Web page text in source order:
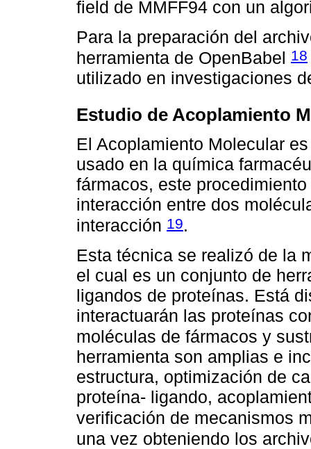
field de MMFF94 con un
Para la preparación del
herramienta de OpenBabel 18
utilizado en investigaciones
Estudio de Acoplamiento
El Acoplamiento Molecular
usado en la química
fármacos, este
interacción entre dos
interacción 19.
Esta técnica se realizó de la
el cual es un conjunto de
ligandos de proteínas. Está
interactuarán las proteínas
moléculas de fármacos y
herramienta son amplias e
estructura, optimización de
proteína- ligando,
verificación de mecanismos
una vez obteniendo los